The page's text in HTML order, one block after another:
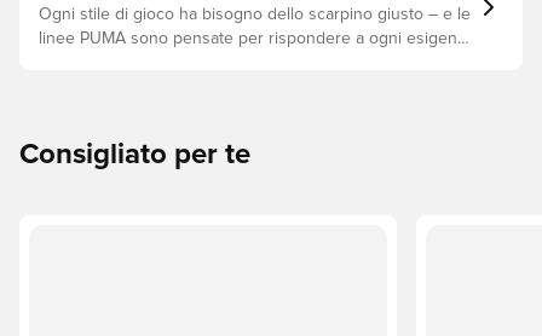
Ogni stile di gioco ha bisogno dello scarpino giusto – e le
linee PUMA sono pensate per rispondere a ogni esigenza
Consigliato per te